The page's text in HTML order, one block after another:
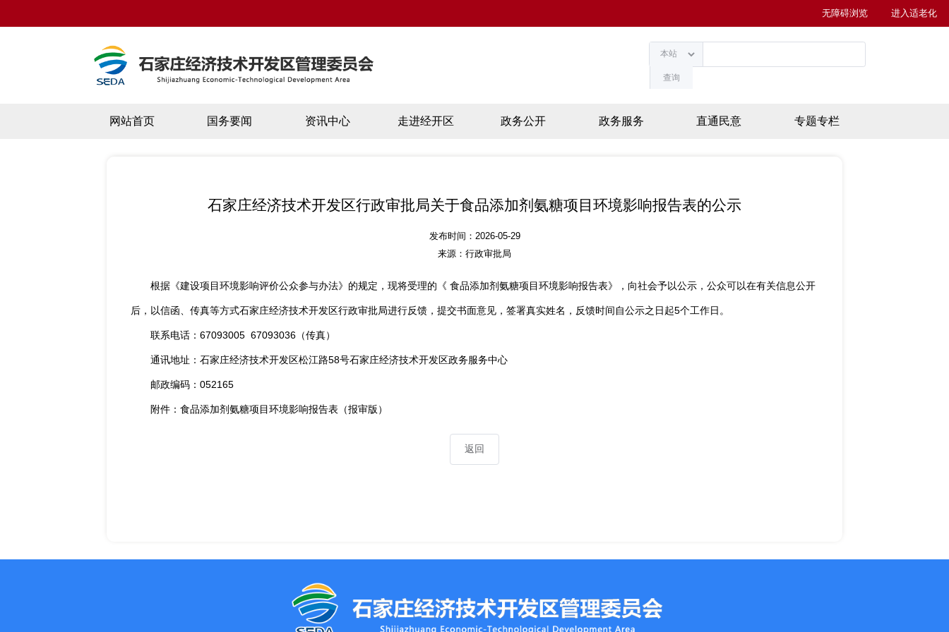
无障碍浏览 进入适老化
查询
网站首页 国务要闻 资讯中心 走进经开区 政务公开 政务服务 直通民意 专题专栏
石家庄经济技术开发区行政审批局关于食品添加剂氨糖项目环境影响报告表的公示
发布时间：2026-05-29
来源：行政审批局
根据《建设项目环境影响评价公众参与办法》的规定，现将受理的《 食品添加剂氨糖项目环境影响报告表》，向社会予以公示，公众可以在有关信息公开
后，以信函、传真等方式石家庄经济技术开发区行政审批局进行反馈，提交书面意见，签署真实姓名，反馈时间自公示之日起5个工作日。
联系电话：67093005 67093036（传真）
通讯地址：石家庄经济技术开发区松江路58号石家庄经济技术开发区政务服务中心
邮政编码：052165
附件：食品添加剂氨糖项目环境影响报告表（报审版）
返回